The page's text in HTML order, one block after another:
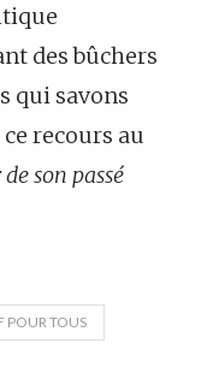
des bûchers
qui savons
recours au
son passé
POUR TOUS